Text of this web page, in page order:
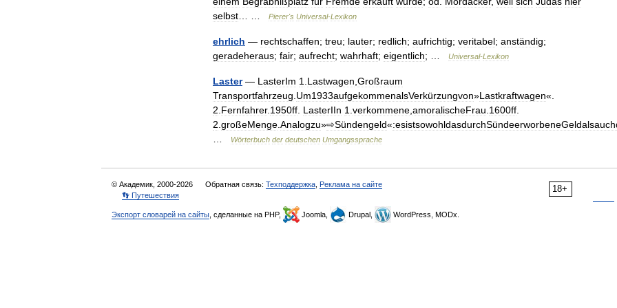
selbst
Pierer's Universal-Lexikon
ehrlich — rechtschaffen; treu; lauter; redlich; aufrichtig; veritabel; anständig;
geradeheraus; fair; aufrecht; wahrhaft; eigentlich; … Universal-Lexikon
Laster— LasterIm 1 Lastwagen Großraum
Transportfahrzeug Um1933aufgekommenalsVerkürzungvon»Lastkraftwagen«.
2 Fernfahrer. 1950ff LasterIIn 1 verkommene amoralischeFrau 1600ff
2 großeMenge Analogzu»⇨Sündengeld«
Wörterbuch der deutschen Umgangssprache
18+
© Академик, 2000-2026 Обратная связь: Техподдержка Реклама на сайте
👣 Путешествия
Экспорт словарей на сайты , сделанные на PHP, Joomla, Drupal, WordPress, MODx.